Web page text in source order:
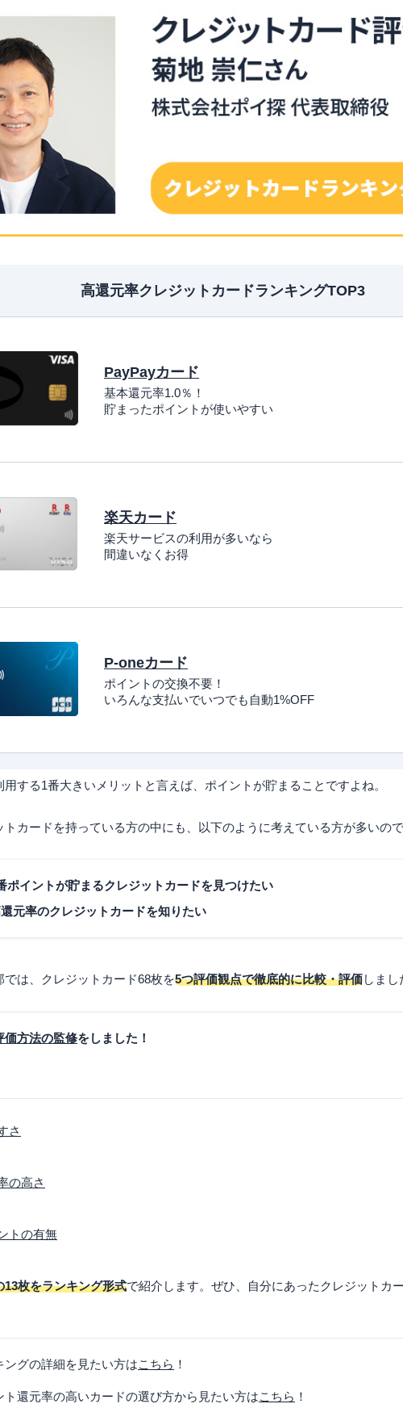
高還元率クレジットカードランキングTOP3
PayPayカード
基本還元率1.0％！
貯まったポイントが使いやすい
楽天カード
楽天サービスの利用が多いなら
間違いなくお得
P-oneカード
ポイントの交換不要！
いろんな支払いでいつでも自動1%OFF
する1番大きいメリットと言えば、ポイントが貯まることですよね。
カードを持っている方の中にも、以下のように考えている方が多いので
ポイントが貯まるクレジットカードを見つけたい
元率のクレジットカードを知りたい
は、クレジットカード68枚を5つ評価観点で徹底的に比較・評価しまし
価方法の監修をしました！
さ
の高さ
トの有無
13枚をランキング形式で紹介します。ぜひ、自分にあったクレジットカ
ングの詳細を見たい方はこちら ！
ト還元率の高いカードの選び方から見たい方はこちら ！